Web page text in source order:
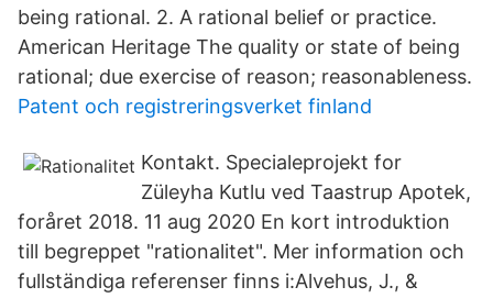
being rational. 2. A rational belief or practice.
American Heritage The quality or state of being
rational; due exercise of reason; reasonableness.
Patent och registreringsverket finland
Kontakt. Specialeprojekt for
Züleyha Kutlu ved Taastrup Apotek,
foråret 2018. 11 aug 2020 En kort introduktion
till begreppet "rationalitet". Mer information och
fullständiga referenser finns i:Alvehus, J., &